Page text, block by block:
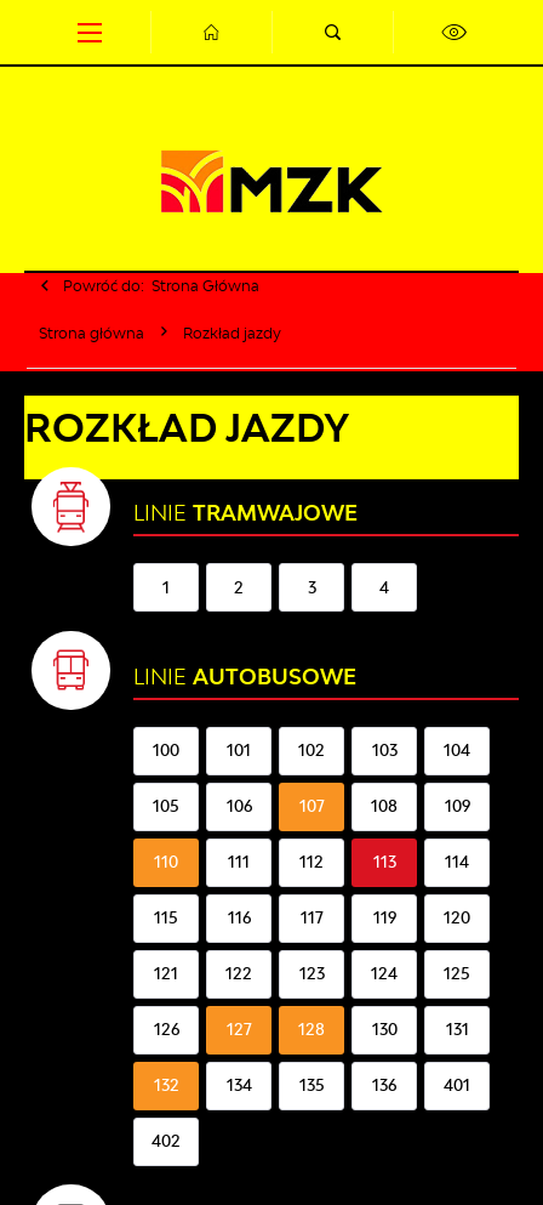
Przejdź do wyszukiwarki.
Przejdź do ustawień wielkości czcionki.
Wyłącz wersję kontrastową strony.
Powróć do: Strona Główna
Strona główna Rozkład jazdy
ROZKŁAD JAZDY
LINIE TRAMWAJOWE
1 2 3 4
LINIE AUTOBUSOWE
100 101 102 103 104
105 106 107 108 109
110 111 112 113 114
115 116 117 119 120
121 122 123 124 125
126 127 128 130 131
132 134 135 136 401
402